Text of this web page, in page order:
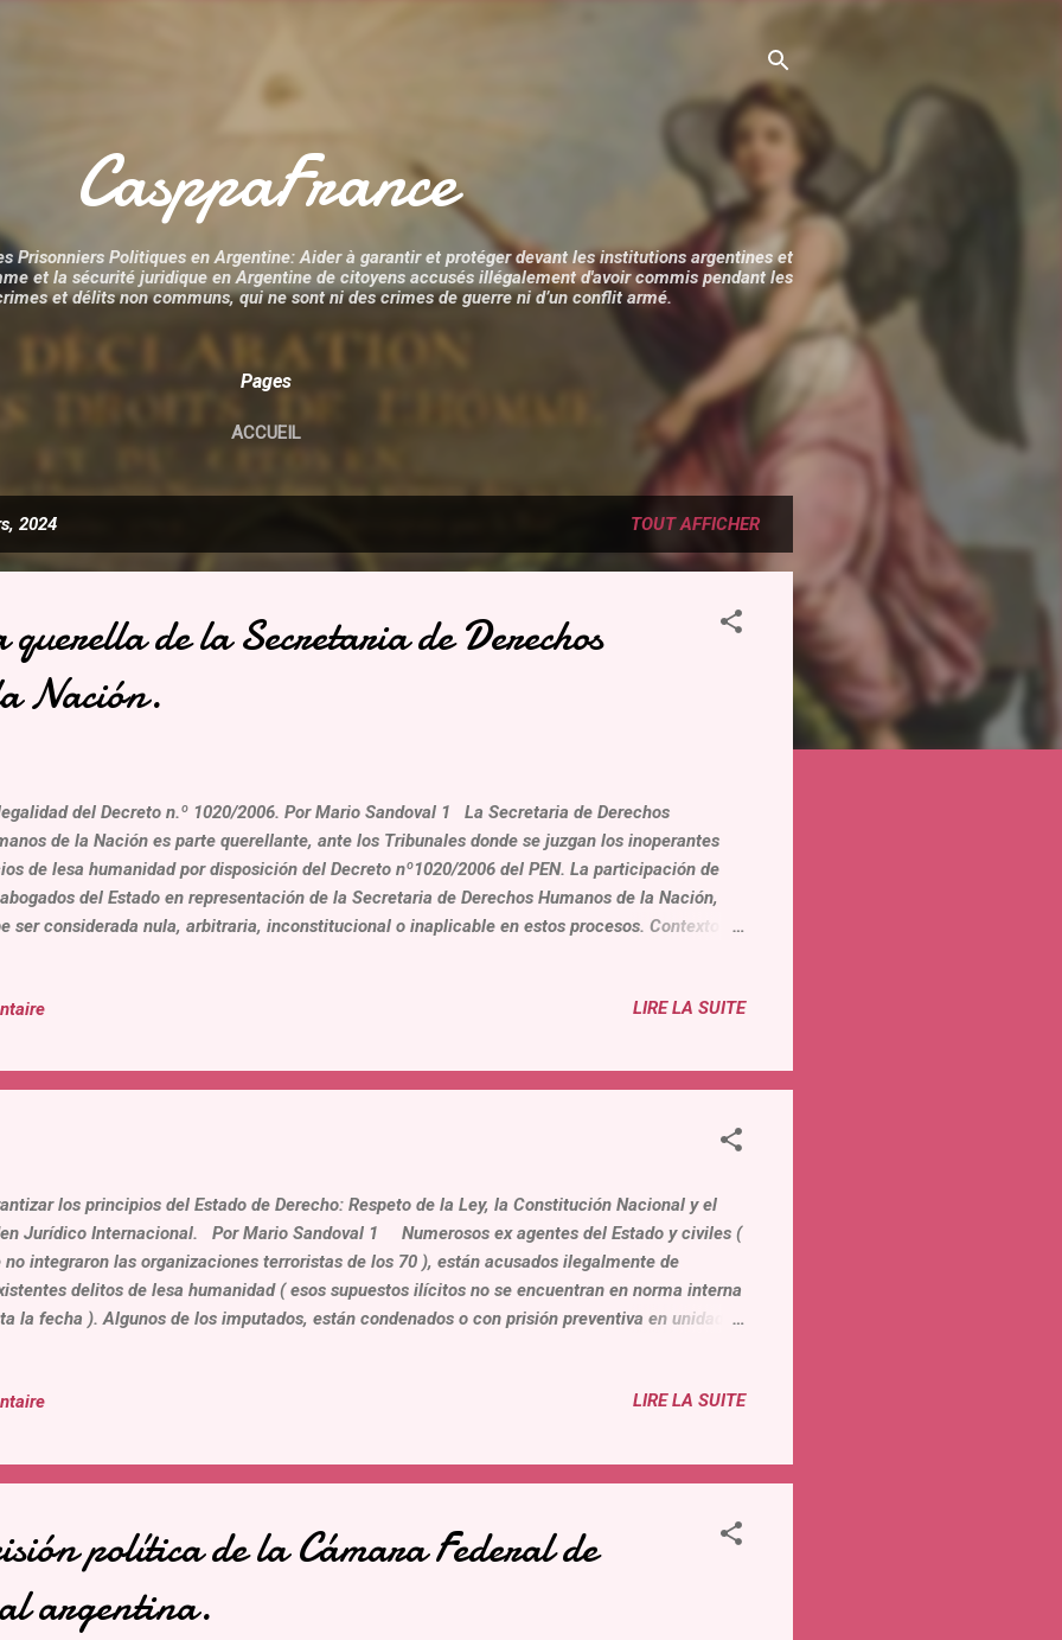
CasppaFrance
Prisonniers Politiques en Argentine: Aider à garantir et protéger devant les institutions argentines et
et la sécurité juridique en Argentine de citoyens accusés illégalement d'avoir commis pendant les
et délits non communs, qui ne sont ni des crimes de guerre ni d’un conflit armé.
Pages
ACCUEIL
2024 TOUT AFFICHER
de la Secretaria de Derechos
Nación.
del Decreto n.º 1020/2006. Por Mario Sandoval 1 La Secretaria de Derechos
de la Nación es parte querellante, ante los Tribunales donde se juzgan los inoperantes
de lesa humanidad por disposición del Decreto nº1020/2006 del PEN. La participación de
del Estado en representación de la Secretaria de Derechos Humanos de la Nación,
ser considerada nula, arbitraria, inconstitucional o inaplicable en estos procesos. Contexto :
los principios y garantías legislativas, constitucionales y convencionales 2 en cuanto al
una detención preventiva arbitraria, el retardo y silencio de justicia, la negativa
a toda demand...
LIRE LA SUITE
los principios del Estado de Derecho: Respeto de la Ley, la Constitución Nacional y el
Jurídico Internacional. Por Mario Sandoval 1 Numerosos ex agentes del Estado y civiles (
no integraron las organizaciones terroristas de los 70 ), están acusados ilegalmente de
delitos de lesa humanidad ( esos supuestos ilícitos no se encuentran en norma interna
la fecha ). Algunos de los imputados, están condenados o con prisión preventiva en unidades
de vulnerabilidad (Reglas 22, 23 de las Reglas de Brasilia ), cuya edad oscila entre los
cometido delitos a-jurídicos, en los 70’, en actos de servicio y en la condición de
LIRE LA SUITE
política de la Cámara Federal de
argentina.